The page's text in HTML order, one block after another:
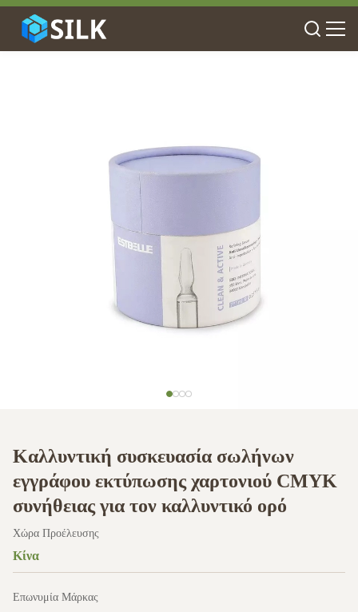
Καλλυντική συσκευασία σωλήνων
εγγράφου εκτύπωσης χαρτονιού CMYK
συνήθειας για τον καλλυντικό ορό
Χώρα Προέλευσης
Κίνα
Επωνυμία Μάρκας